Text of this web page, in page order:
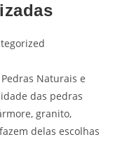
Naturais e
das pedras
granito,
delas escolhas